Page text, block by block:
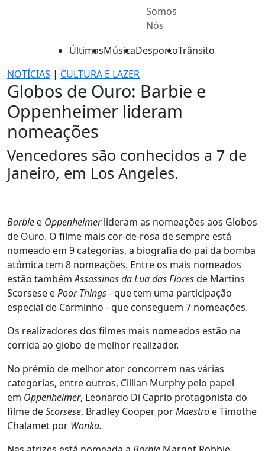
Somos
Nós
ÚltimasMúsicaDesportoTrânsito
NOTÍCIAS | CULTURA E LAZER
Globos de Ouro: Barbie e
Oppenheimer lideram
nomeações
Vencedores são conhecidos a 7 de
Janeiro, em Los Angeles.
Barbie e Oppenheimerlideram as nomeações aos Globos
de Ouro. O filme mais cor-de-rosa de sempre está
nomeado em 9 categorias, a biografia do pai da bomba
atómica tem 8 nomeações. Entre os mais nomeados
estão tambémAssassinos da Lua das Floresde Martins
Scorsese ePoor Things- que tem uma participação
especial de Carminho - que conseguem 7 nomeações.
Os realizadores dos filmes mais nomeados estão na
corrida ao globo de melhor realizador.
No prémio de melhor ator concorrem nas várias
categorias, entre outros, Cillian Murphy pelo papel
em Oppenheimer, Leonardo Di Caprio protagonista do
filme deScorsese, Bradley Cooper porMaestro e Timothe
Chalamet por Wonka.